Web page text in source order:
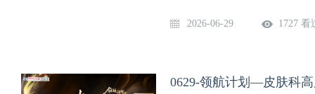
2026-06-29 1727 看
0629-领航计划—皮肤科